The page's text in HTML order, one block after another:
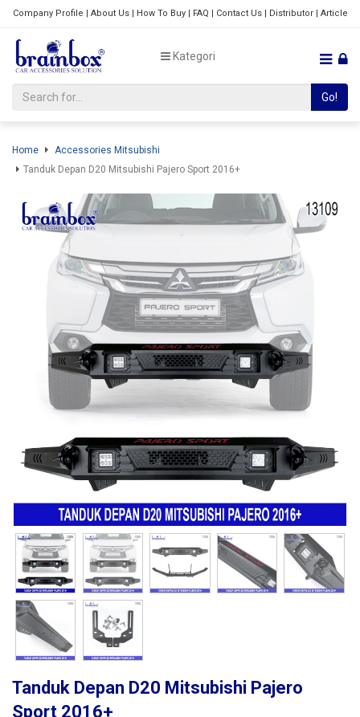
Company Profile | About Us| How To Buy| FAQ | Contact Us| Distributor| Article
Kategori
Go!
Home
Accessories Mitsubishi
Tanduk Depan D20 Mitsubishi Pajero Sport 2016+
Tanduk Depan D20 Mitsubishi Pajero
Sport 2016+